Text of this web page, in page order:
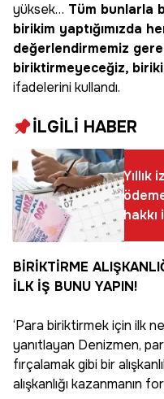
yüksek… Tüm bunlarla
birikim yaptığımızda
değerlendirmemiz
biriktirmeyeceğiz,
ifadelerini kullandı.
İLGİLİ HABER
Yıllık
yıl
BİRİKTİRME
İLK İŞ BUNU YAPIN!
‘Para biriktirmek için ilk
yanıtlayan Denizmen,
fırçalamak gibi bir
alışkanlığı kazanmanın